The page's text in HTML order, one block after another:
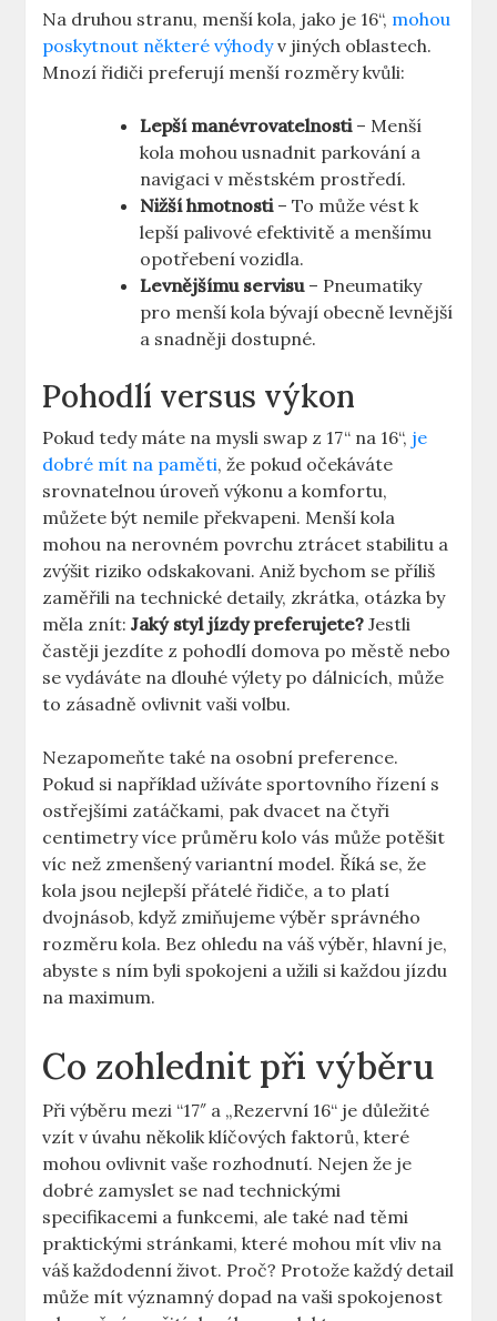
Na druhou stranu, ‌menší kola,‌ jako je 16“, mohou
poskytnout některé výhodyv jiných oblastech.
Mnozí ‍řidiči preferují menší rozměry kvůli:
Lepší manévrovatelnosti– Menší
kola mohou‌ usnadnit parkování a
navigaci ⁢v městském ​prostředí.
Nižší hmotnosti– To může ‍vést k‌
lepší palivové efektivitě a ⁢menšímu
opotřebení ⁢vozidla.
Levnějšímu servisu– Pneumatiky
pro menší ‍kola bývají ‌obecně levnější
a snadněji dostupné.
Pohodlí versus výkon
Pokud tedy máte na mysli swap z ​17“ na 16“, je
dobré mít na paměti, že pokud očekáváte
⁣srovnatelnou úroveň výkonu a‍ komfortu,
můžete být nemile překvapeni. Menší kola
⁤mohou na nerovném povrchu ztrácet stabilitu a
zvýšit ⁣riziko ⁣odskakovani.‍ Aniž bychom se ‌příliš
zaměřili ⁣na technické detaily, ‍zkrátka, ⁢otázka ⁢by
měla ⁣znít:Jaký ‌styl jízdy preferujete? Jestli
častěji jezdíte z pohodlí domova po ‌městě nebo
se ⁤vydáváte ‍na‌ dlouhé výlety po dálnicích,⁢ může
to ⁣zásadně ovlivnit vaši volbu.
Nezapomeňte⁤ také na osobní preference.⁢
Pokud si například užíváte sportovního řízení s
ostřejšími zatáčkami, pak ‌dvacet na čtyři
centimetry více‌ průměru kolo​ vás může potěšit
‍víc⁤ než ​zmenšený variantní model. Říká se, že
kola jsou nejlepší přátelé řidiče, a to platí
dvojnásob,‍ když zmiňujeme ​výběr správného
rozměru kola. ‌Bez ohledu na váš výběr, hlavní je,
abyste s ním byli spokojeni⁢ a⁤ užili⁣ si každou jízdu
na maximum.
Co zohlednit při výběru
Při ⁤výběru mezi ⁣“17″ a⁣ „Rezervní 16“ je důležité
⁤vzít ⁤v‌ úvahu několik⁢ klíčových​ faktorů, ⁤které
mohou ⁣ovlivnit vaše rozhodnutí. Nejen že je
⁢dobré zamyslet se nad technickými
specifikacemi a⁤ funkcemi, ale také nad těmi
⁣praktickými stránkami, které mohou mít vliv na
váš každodenní život. ⁣Proč?​ Protože každý detail
může ‌mít významný dopad na vaši spokojenost‍